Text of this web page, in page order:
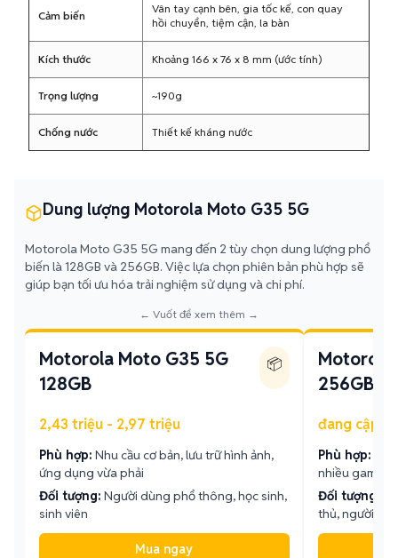
Cảm biến
Vân tay cạnh bên, gia tốc kế, con quay
hồi chuyển, tiệm cận, la bàn
Kích thước Khoảng 166 x 76 x 8 mm (ước tính)
Trọng lượng ~190g
Chống nước Thiết kế kháng nước
Dung lượng Motorola Moto G35 5G
Motorola Moto G35 5G mang đến 2 tùy chọn dung lượng phổ
biến là 128GB và 256GB. Việc lựa chọn phiên bản phù hợp sẽ
giúp bạn tối ưu hóa trải nghiệm sử dụng và chi phí.
← Vuốt để xem thêm →
Motorola Moto G35 5G
128GB
📦
2,43 triệu - 2,97 triệu
Phù hợp: Nhu cầu cơ bản, lưu trữ hình ảnh,
ứng dụng vừa phải
Đối tượng: Người dùng phổ thông, học sinh,
sinh viên
Mua ngay
Motorola
256GB
đang cập
Phù hợp:
nhiều game
Đối tượng:
thủ, người